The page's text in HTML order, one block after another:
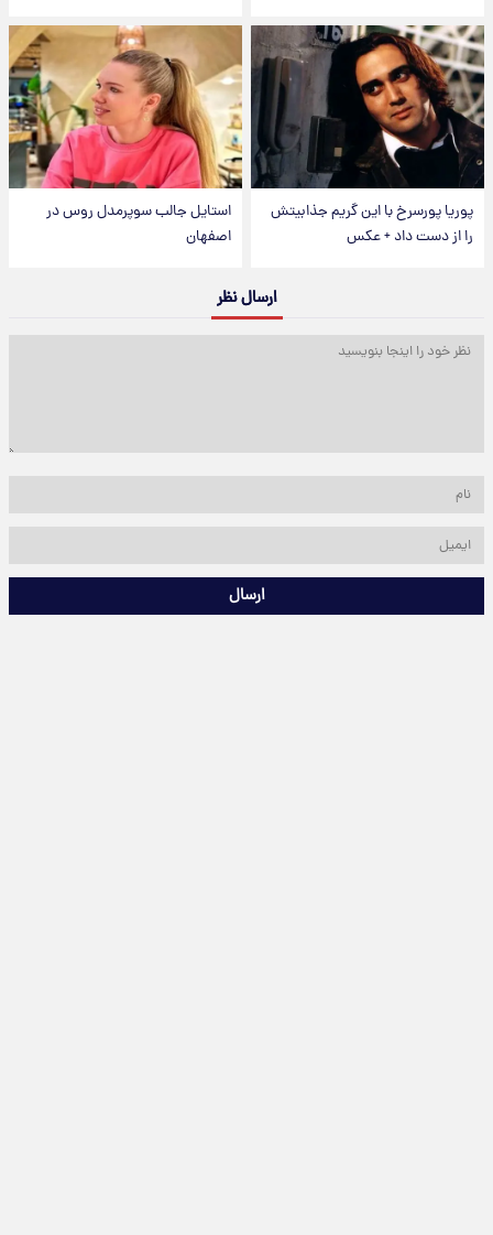
پوریا پورسرخ با این گریم جذابیتش
را از دست داد + عکس
استایل جالب سوپرمدل روس در
اصفهان
ارسال نظر
ارسال